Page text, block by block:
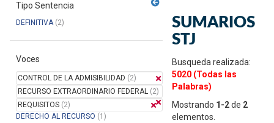
Sumarios del STJ
Manual del Usuario
Tipo Sentencia
DEFINITIVA(2)
Voces
CONTROL DE LA ADMISIBILIDAD (2)
RECURSO EXTRAORDINARIO FEDERAL (2)
REQUISITOS (2)
DERECHO AL RECURSO (1)
SUMARIOS
STJ
Busqueda realizada:
5020 (Todas las
Palabras)
Mostrando 1-2de 2
elementos.